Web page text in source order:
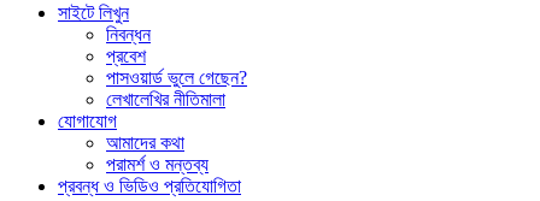
সাইটে লিখুন
নিবন্ধন
প্রবেশ
পাসওয়ার্ড ভুলে গেছেন?
লেখালেখির নীতিমালা
যোগাযোগ
আমাদের কথা
পরামর্শ ও মন্তব্য
প্রবন্ধ ও ভিডিও প্রতিযোগিতা